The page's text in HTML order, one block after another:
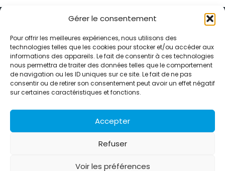
Gérer le consentement
Pour offrir les meilleures expériences, nous utilisons des
technologies telles que les cookies pour stocker et/ou accéder aux
informations des appareils. Le fait de consentir à ces technologies
nous permettra de traiter des données telles que le comportement
de navigation ou les ID uniques sur ce site. Le fait de ne pas
consentir ou de retirer son consentement peut avoir un effet négatif
sur certaines caractéristiques et fonctions.
Accepter
Refuser
Voir les préférences
Alternative Média est une agence de relations presse et de
relations publiques basée à Grenoble. Depuis 1995, elle conçoit et
pilote des stratégies de visibilité en France et à l’international
grâce à un réseau d’agences partenaires.